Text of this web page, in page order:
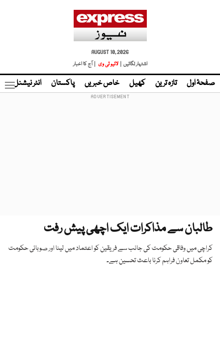
AUGUST 10, 2026
اشتہار لگائیں |
لائیو ٹی وی | آج کا اخبار
صفحۂ اول تازہ ترین کھیل خاص خبریں پاکستان انٹر نیشنل
طالبان سے مذاکرات ایک اچھی پیش رفت
کراچی میں وفاقی حکومت کی جانب سے فریقین کو اعتماد میں لینا اور صوبائی حکومت
کو مکمل تعاون فراہم کرنا باعث تحسین ہے۔